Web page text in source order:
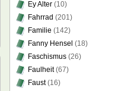
Ey Alter (10)
Fahrrad (201)
Familie (142)
Fanny Hensel (18)
Faschismus (26)
Faulheit(67)
Faust(16)